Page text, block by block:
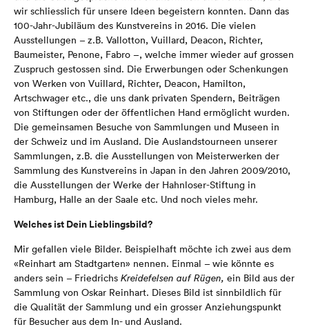
wir schliesslich für unsere Ideen begeistern konnten. Dann das
100-Jahr-Jubiläum des Kunstvereins in 2016. Die vielen
Ausstellungen – z.B. Vallotton, Vuillard, Deacon, Richter,
Baumeister, Penone, Fabro –, welche immer wieder auf grossen
Zuspruch gestossen sind. Die Erwerbungen oder Schenkungen
von Werken von Vuillard, Richter, Deacon, Hamilton,
Artschwager etc., die uns dank privaten Spendern, Beiträgen
von Stiftungen oder der öffentlichen Hand ermöglicht wurden.
Die gemeinsamen Besuche von Sammlungen und Museen in
der Schweiz und im Ausland. Die Auslandstourneen unserer
Sammlungen, z.B. die Ausstellungen von Meisterwerken der
Sammlung des Kunstvereins in Japan in den Jahren 2009/2010,
die Ausstellungen der Werke der Hahnloser-Stiftung in
Hamburg, Halle an der Saale etc. Und noch vieles mehr.
Welches ist Dein Lieblingsbild?
Mir gefallen viele Bilder. Beispielhaft möchte ich zwei aus dem
«Reinhart am Stadtgarten» nennen. Einmal – wie könnte es
anders sein – Friedrichs Kreidefelsen auf Rügen, ein Bild aus der
Sammlung von Oskar Reinhart. Dieses Bild ist sinnbildlich für
die Qualität der Sammlung und ein grosser Anziehungspunkt
für Besucher aus dem In- und Ausland.